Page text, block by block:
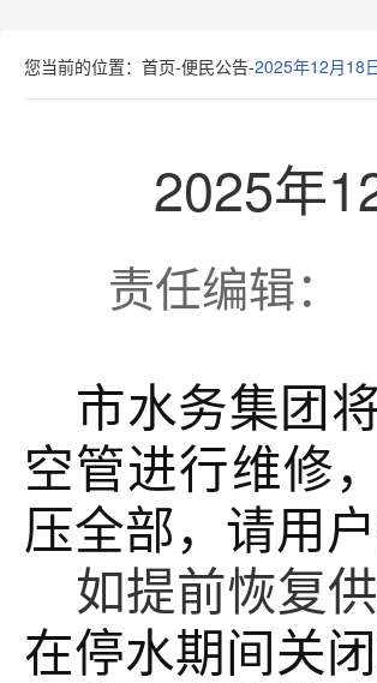
您当前的位置： 首页-便民公告-2025年12月18
2025年
责任编辑
市水务集团
空管进行维修
压全部 ， 请用
如提前恢复
在停水期间关